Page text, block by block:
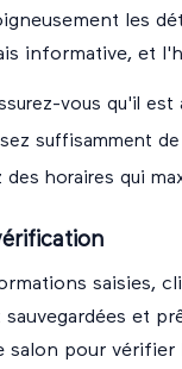
les
informative, et
vous qu'il
suffisamment
des horaires qui
saisies,
et
salon pour